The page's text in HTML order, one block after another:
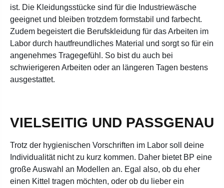
ist. Die Kleidungsstücke sind für die Industriewäsche
geeignet und bleiben trotzdem formstabil und farbecht.
Zudem begeistert die Berufskleidung für das Arbeiten im
Labor durch hautfreundliches Material und sorgt so für ein
angenehmes Tragegefühl. So bist du auch bei
schwierigeren Arbeiten oder an längeren Tagen bestens
ausgestattet.
VIELSEITIG UND PASSGENAU
Trotz der hygienischen Vorschriften im Labor soll deine
Individualität nicht zu kurz kommen. Daher bietet BP eine
große Auswahl an Modellen an. Egal also, ob du eher
einen Kittel tragen möchten, oder ob du lieber ein